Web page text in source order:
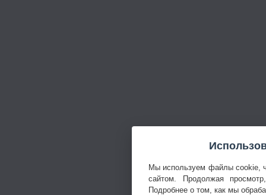
Мы используем файлы cookie,
сайтом. Продолжая
Подробнее о том, как мы